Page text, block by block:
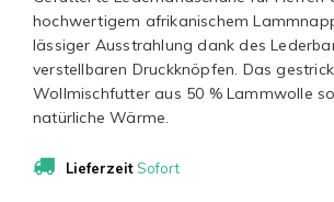
hochwertigem afrikanischem
lässiger Ausstrahlung dank des
verstellbaren Druckknöpfen. Das
Wollmischfutter aus 50 % Lammwolle
natürliche Wärme.
LieferzeitSofort